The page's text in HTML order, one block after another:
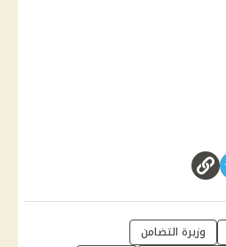
وزيرة التضامن